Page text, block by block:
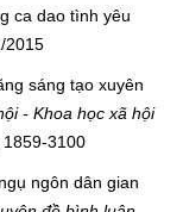
ca dao tình yêu
2015
sáng tạo xuyên
- Khoa học xã hội
3100
ngôn dân gian